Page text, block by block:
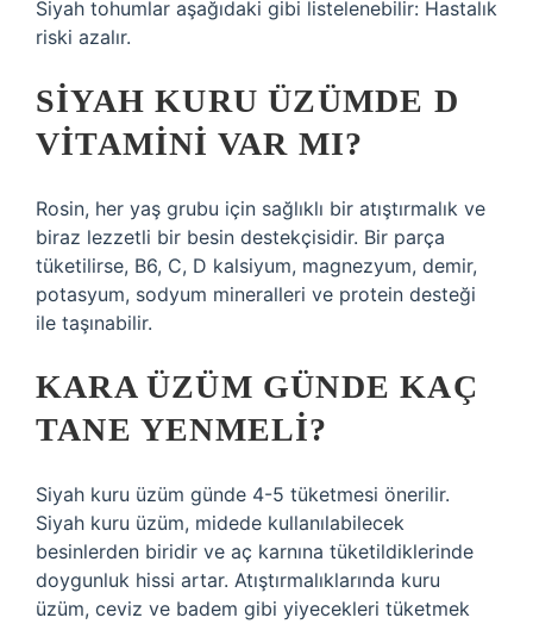
Siyah tohumlar aşağıdaki gibi listelenebilir: Hastalık
riski azalır.
SIYAH KURU ÜZÜMDE D
VITAMINI VAR MI?
Rosin, her yaş grubu için sağlıklı bir atıştırmalık ve
biraz lezzetli bir besin destekçisidir. Bir parça
tüketilirse, B6, C, D kalsiyum, magnezyum, demir,
potasyum, sodyum mineralleri ve protein desteği
ile taşınabilir.
KARA ÜZÜM GÜNDE KAÇ
TANE YENMELI?
Siyah kuru üzüm günde 4-5 tüketmesi önerilir.
Siyah kuru üzüm, midede kullanılabilecek
besinlerden biridir ve aç karnına tüketildiklerinde
doygunluk hissi artar. Atıştırmalıklarında kuru
üzüm, ceviz ve badem gibi yiyecekleri tüketmek